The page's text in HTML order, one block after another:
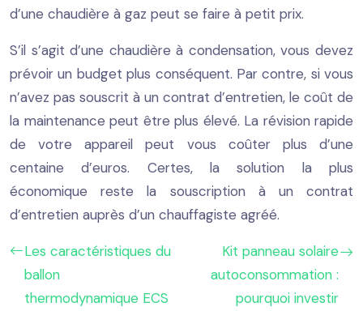
d’une chaudière à gaz peut se faire à petit prix.
S’il s’agit d’une chaudière à condensation, vous devez
prévoir un budget plus conséquent. Par contre, si vous
n’avez pas souscrit à un contrat d’entretien, le coût de
la maintenance peut être plus élevé. La révision rapide
de votre appareil peut vous coûter plus d’une
centaine d’euros. Certes, la solution la plus
économique reste la souscription à un contrat
d’entretien auprès d’un chauffagiste agréé.
Les caractéristiques du
ballon
thermodynamique ECS
Kit panneau solaire
autoconsommation :
pourquoi investir